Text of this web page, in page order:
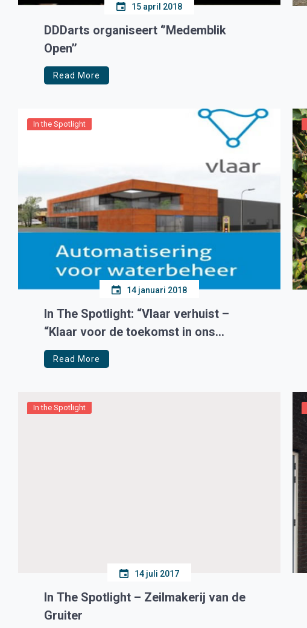
15 april 2018
DDDarts organiseert ‘’Medemblik
Open’’
Read More
In the Spotlight
14 januari 2018
In The Spotlight: “Vlaar verhuist –
“Klaar voor de toekomst in ons
nieuwe pand!””
Read More
In the Spotlight
14 juli 2017
In The Spotlight – Zeilmakerij van de
Gruiter